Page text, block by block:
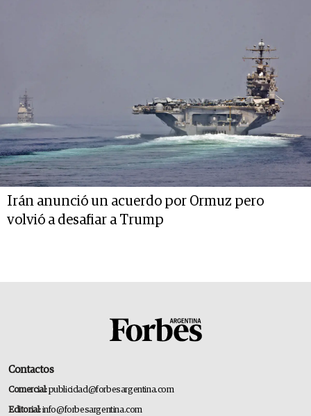
Irán anunció un acuerdo por Ormuz pero
volvió a desafiar a Trump
Contactos
Comercial:publicidad@forbesargentina.com
Editorial:info@forbesargentina.com